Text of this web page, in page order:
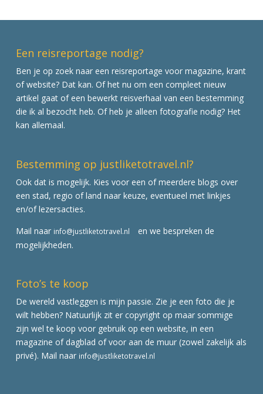
Een reisreportage nodig?
Ben je op zoek naar een reisreportage voor magazine, krant
of website? Dat kan. Of het nu om een compleet nieuw
artikel gaat of een bewerkt reisverhaal van een bestemming
die ik al bezocht heb. Of heb je alleen fotografie nodig? Het
kan allemaal.
Bestemming op justliketotravel.nl?
Ook dat is mogelijk. Kies voor een of meerdere blogs over
een stad, regio of land naar keuze, eventueel met linkjes
en/of lezersacties.
Mail naar info@justliketotravel.nl
en we bespreken de
mogelijkheden.
Foto’s te koop
De wereld vastleggen is mijn passie. Zie je een foto die je
wilt hebben? Natuurlijk zit er copyright op maar sommige
zijn wel te koop voor gebruik op een website, in een
magazine of dagblad of voor aan de muur (zowel zakelijk als
privé). Mail naar info@justliketotravel.nl